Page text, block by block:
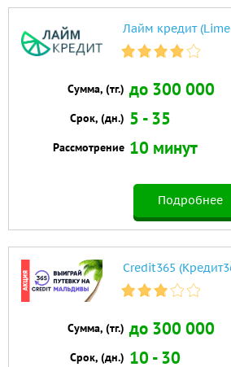
Лайм кредит
Сумма, (тг.) до 300 000
Срок, (дн.) 5 - 35
Рассмотрение 10 минут
Подробнее
Credit365
Сумма, (тг.) до 300 000
Срок, (дн.) 10 - 30